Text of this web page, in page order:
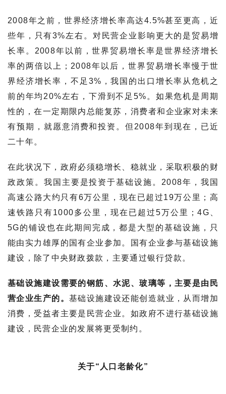
2008年之前，世界经济增长率高达4.5%甚至更高，近
些年，只有3%左右。对民营企业影响更大的是贸易增
长率。2008年以前，世界贸易增长率是世界经济增长
率的两倍以上；2008年以后，世界贸易增长率慢于世
界经济增长率，不足3%，我国的出口增长率从危机之
前的年均20%左右，下滑到不足5%。如果危机是周期
性的，在一定期限内总能复苏，消费者和企业家对未来
有预期，就愿意消费和投资。但2008年到现在，已近
二十年。
在此状况下，政府必须稳增长、稳就业，采取积极的财
政政策。我国主要是投资于基础设施。2008年，我国
高速公路大约只有6万公里，现在已超过19万公里；高
速铁路只有1000多公里，现在已超过5万公里；4G、
5G的铺设也在此期间完成，都是大型的基础设施，只
能由实力雄厚的国有企业参加。国有企业参与基础设施
建设，除了中央财政拨款，主要通过银行贷款。
基础设施建设需要的钢筋、水泥、玻璃等，主要是由民
营企业生产的。 基础设施建设还能创造就业，从而增加
消费，受益者主要是民营企业。如政府不进行基础设施
建设，民营企业的发展将更受制约。
关于“人口老龄化”